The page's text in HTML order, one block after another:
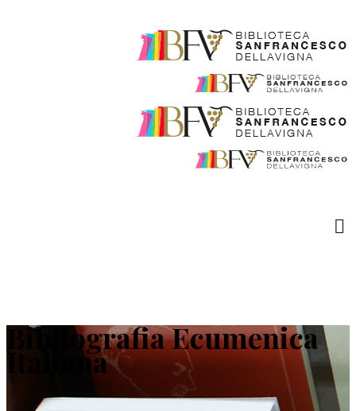
Bibliografia Ecumenica
Italiana